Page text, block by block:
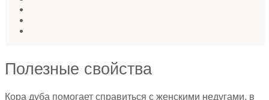
Полезные свойства
Кора дуба помогает справиться с женскими недугами, в